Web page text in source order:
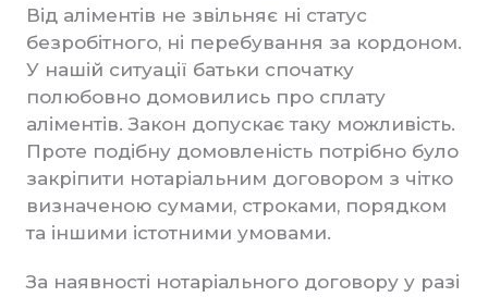
Від аліментів не звільняє ні статус
безробітного, ні перебування за кордоном.
У нашій ситуації батьки спочатку
полюбовно домовились про сплату
аліментів. Закон допускає таку можливість.
Проте подібну домовленість потрібно було
закріпити нотаріальним договором з чітко
визначеною сумами, строками, порядком
та іншими істотними умовами.
За наявності нотаріального договору у разі